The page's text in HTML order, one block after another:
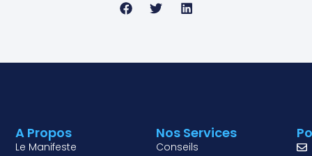
Nos Services
Conseils
A Propos
Le Manifeste